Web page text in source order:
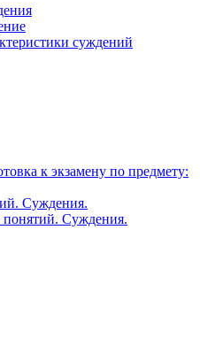
суждений
к экзамену по предмету:
Суждения.
понятий. Суждения.